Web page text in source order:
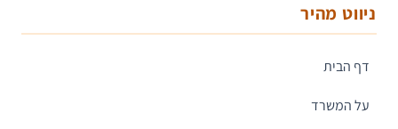
ניווט מהיר
דף הבית
על המשרד